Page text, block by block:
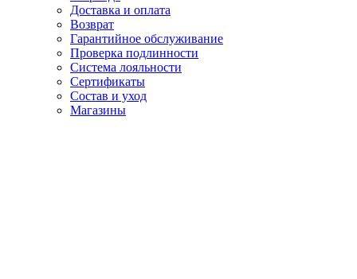
Доставка и оплата
Возврат
Гарантийное обслуживание
Проверка подлинности
Система лояльности
Сертификаты
Состав и уход
Магазины